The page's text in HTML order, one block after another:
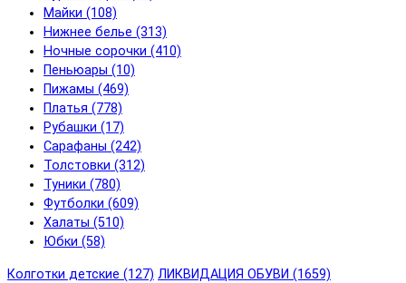
Майки (108)
Нижнее белье (313)
Ночные сорочки (410)
Пеньюары (10)
Пижамы (469)
Платья (778)
Рубашки (17)
Сарафаны (242)
Толстовки (312)
Туники (780)
Футболки (609)
Халаты (510)
Юбки (58)
Колготки детские (127) ЛИКВИДАЦИЯ ОБУВИ (1659)